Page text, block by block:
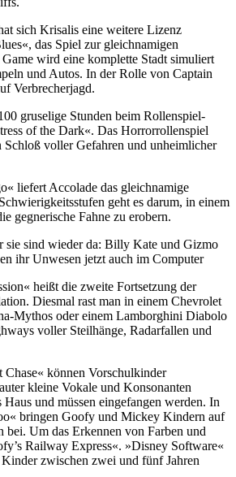
sich Krisalis eine weitere Lizenz
das Spiel zur gleichnamigen
Game wird eine komplette Stadt simuliert
und Autos. In der Rolle von Captain
Verbrecherjagd.
gruselige Stunden beim Rollenspiel-
of the Dark«. Das Horrorrollenspiel
Schloß voller Gefahren und unheimlicher
liefert Accolade das gleichnamige
geht es darum, in einem
gegnerische Fahne zu erobern.
sie sind wieder da: Billy Kate und Gizmo
ihr Unwesen jetzt auch im Computer
heißt die zweite Fortsetzung der
Diesmal rast man in einem Chevrolet
Mythos oder einem Lamborghini Diabolo
voller Steilhänge, Radarfallen und
Chase« können Vorschulkinder
kleine Vokale und Konsonanten
und müssen eingefangen werden. In
bringen Goofy und Mickey Kindern auf
bei. Um das Erkennen von Farben und
Railway Express«. »Disney Software«
zwischen zwei und fünf Jahren